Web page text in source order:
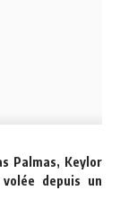
Palmas, Keylor
depuis un